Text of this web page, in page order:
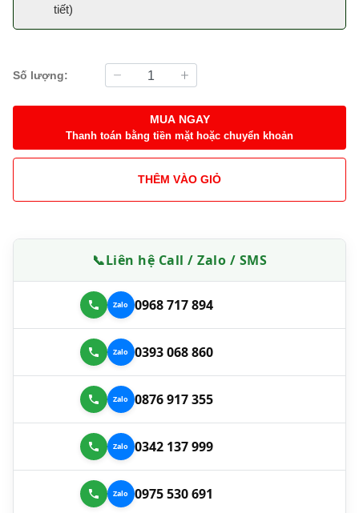
tiết)
Số lượng:
MUA NGAY
Thanh toán bằng tiền mặt hoặc chuyển khoản
THÊM VÀO GIỎ
📞Liên hệ Call / Zalo / SMS
0968 717 894
0393 068 860
0876 917 355
0342 137 999
0975 530 691